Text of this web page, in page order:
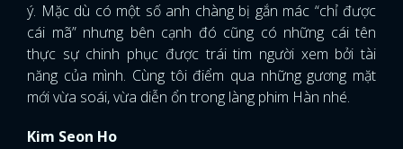
ý. Mặc dù có một số anh chàng bị gắn mác “chỉ được
cái mã” nhưng bên cạnh đó cũng có những cái tên
thực sự chinh phục được trái tim người xem bởi tài
năng của mình. Cùng tôi điểm qua những gương mặt
mới vừa soái, vừa diễn ổn trong làng phim Hàn nhé.
Kim Seon Ho